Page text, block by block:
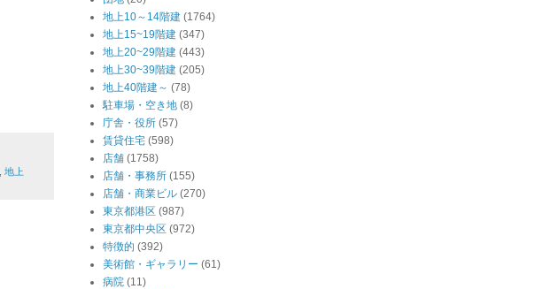
地上
地上10～14階建 (1764)
地上15~19階建 (347)
地上20~29階建 (443)
地上30~39階建 (205)
地上40階建～ (78)
駐車場・空き地 (8)
庁舎・役所 (57)
賃貸住宅 (598)
店舗 (1758)
店舗・事務所 (155)
店舗・商業ビル (270)
東京都港区 (987)
東京都中央区 (972)
特徴的 (392)
美術館・ギャラリー (61)
病院 (11)